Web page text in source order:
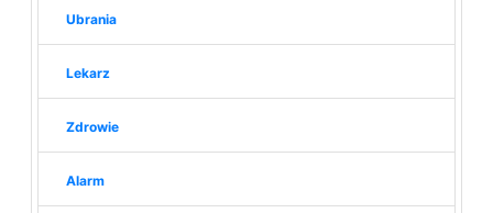
Ubrania
Lekarz
Zdrowie
Alarm